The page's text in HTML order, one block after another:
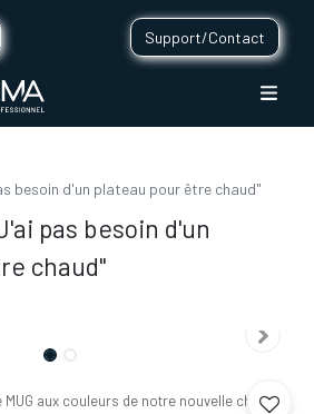
Support/Contact
besoin d'un plateau pour être chaud"
pas besoin d'un
chaud"
aux couleurs de notre nouvelle charte